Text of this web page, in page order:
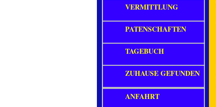
VERMITTLUNG
PATENSCHAFTEN
TAGEBUCH
ZUHAUSE GEFUNDEN
ANFAHRT